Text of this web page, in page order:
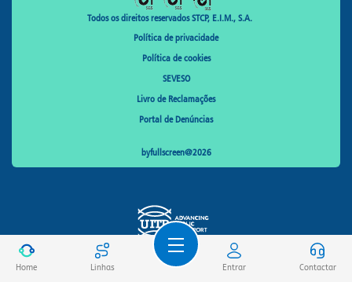
Todos os direitos reservados STCP, E.I.M., S.A.
Política de privacidade
Política de cookies
SEVESO
Livro de Reclamações
Portal de Denúncias
byfullscreen@2026
Home Linhas Entrar Contactar